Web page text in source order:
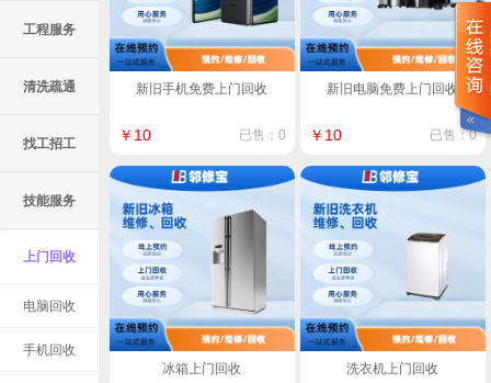
工程服务
清洗疏通
找工招工
技能服务
上门回收
电脑回收
手机回收
新旧手机免费上门回收
￥10 已售：0
新旧电脑免费上门回收
￥10 已售：0
冰箱上门回收 洗衣机上门回收